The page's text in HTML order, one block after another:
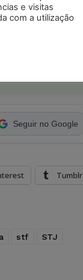
Seguir no Google
Tumblr
stf
STJ
e visitas
com a utilização